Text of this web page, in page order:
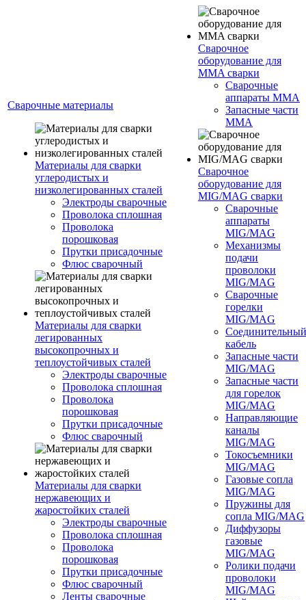
Сварочные материалы
Материалы для сварки
углеродистых и
низколегированных сталей
Электроды сварочные
Проволока сплошная
Проволока
порошковая
Прутки присадочные
Флюс сварочный
Материалы для сварки
легированных
высокопрочных и
теплоустойчивых сталей
Электроды сварочные
Проволока сплошная
Проволока
порошковая
Прутки присадочные
Флюс сварочный
Материалы для сварки
нержавеющих и
жаростойких сталей
Электроды сварочные
Проволока сплошная
Проволока
порошковая
Прутки присадочные
Флюс сварочный
Ленты сварочные
Сварочное
оборудование для
MMA сварки
Сварочные
аппараты MMA
Запасные части
MMA
Сварочное
оборудование для
MIG/MAG сварки
Сварочные
аппараты
MIG/MAG
Механизмы
подачи
проволоки
MIG/MAG
Сварочные
горелки
MIG/MAG
Соединительный
кабель
Запасные части
MIG/MAG
Запасные части
для горелок
MIG/MAG
Направляющие
каналы
MIG/MAG
Токосъемники
MIG/MAG
Газовые сопла
MIG/MAG
Пружины для
сопла MIG/MAG
Диффузоры
газовые
MIG/MAG
Ролики подачи
проволоки
MIG/MAG